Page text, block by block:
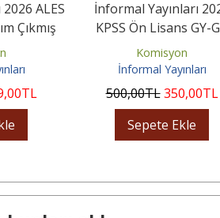
ALES
Çıkmış
,00TL
İnformal Yayınları
KPSS Ön Lisans GY-
ÖSYM Arşivi Çıkmış
Komisyon
İnformal Yayınları
500,00TL 350,00TL
Sepete Ekle